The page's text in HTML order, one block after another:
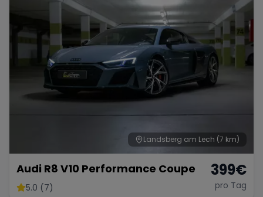
Tesla Chevrolet Dodge
Rolls Royce Aston Martin
Bugatti
Landsberg am Lech (7 km)
Audi R8 V10 Performance Coupe
5.0 (7)
399€
pro Tag